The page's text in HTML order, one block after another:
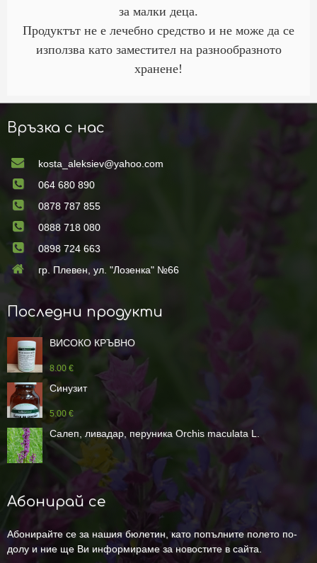
за малки деца.
Продуктът не е лечебно средство и не може да се
използва като заместител на разнообразното
хранене!
Връзка с нас
kosta_aleksiev@yahoo.com
064 680 890
0878 787 855
0888 718 080
0898 724 663
гр. Плевен, ул. "Лозенка" №66
Последни продукти
ВИСОКО КРЪВНО
8.00 €
Синузит
5.00 €
Салеп, ливадар, перуника Orchis maculata L.
Абонирай се
Абонирайте се за нашия бюлетин, като попълните полето по-
долу и ние ще Ви информираме за новостите в сайта.